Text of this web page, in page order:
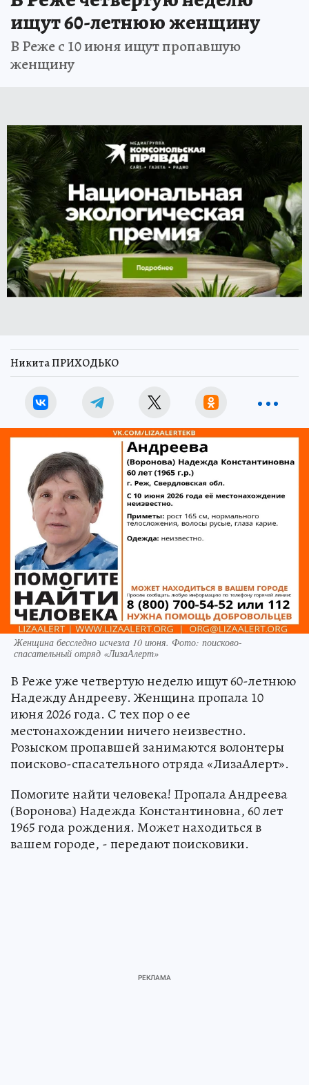
ищут 60-летнюю женщину
В Реже с 10 июня ищут пропавшую
женщину
Никита ПРИХОДЬКО
Женщина бесследно исчезла 10 июня. Фото: поисково-
спасательный отряд «ЛизаАлерт»
В Реже уже четвертую неделю ищут 60-летнюю
Надежду Андрееву. Женщина пропала 10
июня 2026 года. С тех пор о ее
местонахождении ничего неизвестно.
Розыском пропавшей занимаются волонтеры
поисково-спасательного отряда «ЛизаАлерт».
Помогите найти человека! Пропала Андреева
(Воронова) Надежда Константиновна, 60 лет
1965 года рождения. Может находиться в
вашем городе, - передают поисковики.